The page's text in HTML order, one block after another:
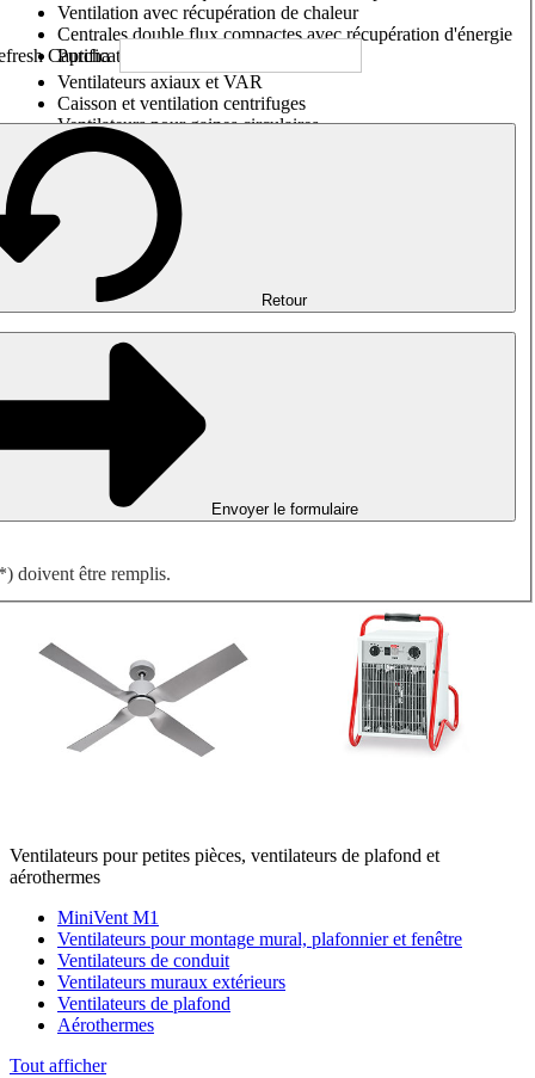
Ventilation avec récupération de chaleur
Centrales double flux compactes avec récupération d'énergie
Purificateurs d'air/Moniteurs CO
Ventilateurs axiaux et VAR
Caisson et ventilation centrifuges
Ventilateurs pour gaines circulaires
Ventilateurs pour gaines rectangulaires
Tourelles de toiture
Désenfumage, détection incendie et ventilation de parking
Ventilateurs antidéflagrants
Mesurer. Contrôler. Réguler.
Traitement d'air
Accessoires aérauliques
Ventilateurs pour petites pièces, ventilateurs de plafond et
aérothermes
MiniVent M1
Ventilateurs pour montage mural, plafonnier et fenêtre
Ventilateurs de conduit
Ventilateurs muraux extérieurs
Ventilateurs de plafond
Aérothermes
Tout afficher
Retour
Envoyer le formulaire
doivent être remplis.